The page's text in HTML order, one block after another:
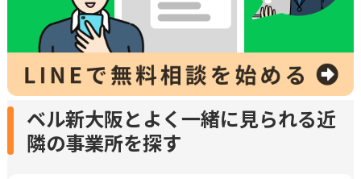
ベル新大阪とよく一緒に見られる近
隣の事業所を探す